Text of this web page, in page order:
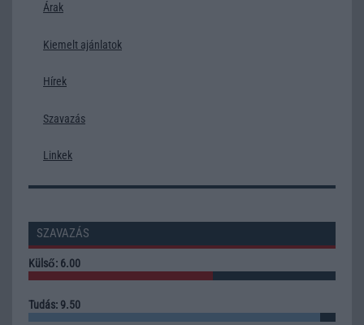
Árak
Kiemelt ajánlatok
Hírek
Szavazás
Linkek
SZAVAZÁS
Külső: 6.00
Tudás: 9.50